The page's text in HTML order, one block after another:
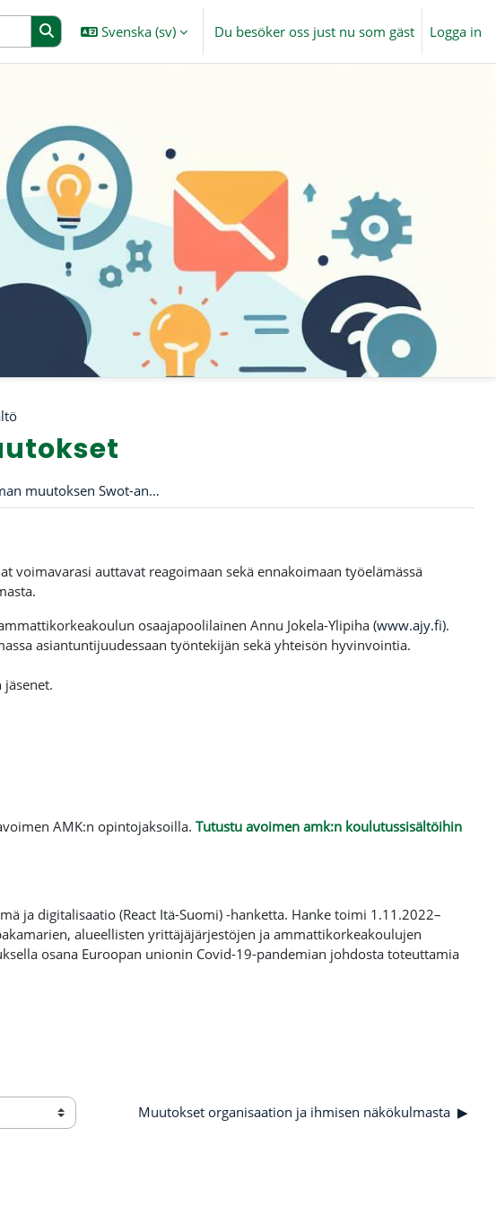
Svenska ‎(sv)‎ Du besöker oss just nu som gäst Logga in
Tehtävä: Oman muutoksen Swot-analyysi
auttavat reagoimaan sekä ennakoimaan työelämässä
osaajapoolilainen Annu Jokela-Ylipiha (www.ajy.fi).
asiantuntijuudessaan työntekijän sekä yhteisön hyvinvointia.
AMK:n opintojaksoilla. Tutustu avoimen amk:n koulutussisältöihin
ja digitalisaatio (React Itä-Suomi) -hanketta. Hanke toimi 1.11.2022–
alueellisten yrittäjäjärjestöjen ja ammattikorkeakoulujen
osana Euroopan unionin Covid-19-pandemian johdosta toteuttamia
▶︎
Muutokset organisaation ja ihmisen näkökulmasta